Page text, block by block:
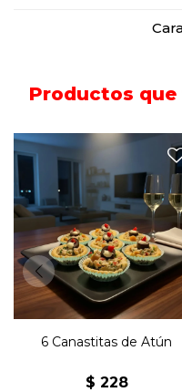
Productos
Seis canastas de atún con
huevo y aceitunas.
6 Canastitas de Atún
$ 228